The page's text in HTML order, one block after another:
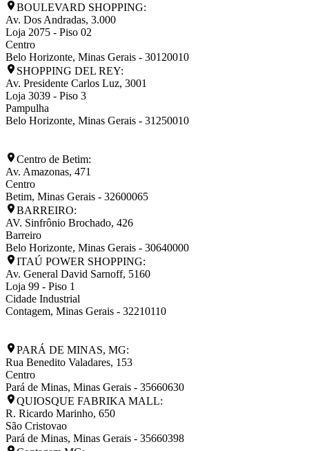
BOULEVARD SHOPPING:
Av. Dos Andradas, 3.000
Loja 2075 - Piso 02
Centro
Belo Horizonte, Minas Gerais - 30120010
SHOPPING DEL REY:
Av. Presidente Carlos Luz, 3001
Loja 3039 - Piso 3
Pampulha
Belo Horizonte, Minas Gerais - 31250010
Centro de Betim:
Av. Amazonas, 471
Centro
Betim, Minas Gerais - 32600065
BARREIRO:
AV. Sinfrônio Brochado, 426
Barreiro
Belo Horizonte, Minas Gerais - 30640000
ITAÚ POWER SHOPPING:
Av. General David Sarnoff, 5160
Loja 99 - Piso 1
Cidade Industrial
Contagem, Minas Gerais - 32210110
PARÁ DE MINAS, MG:
Rua Benedito Valadares, 153
Centro
Pará de Minas, Minas Gerais - 35660630
QUIOSQUE FABRIKA MALL:
R. Ricardo Marinho, 650
São Cristovao
Pará de Minas, Minas Gerais - 35660398